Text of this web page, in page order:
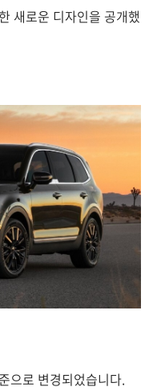
새로운 디자인을 공개했
으로 변경되었습니다.